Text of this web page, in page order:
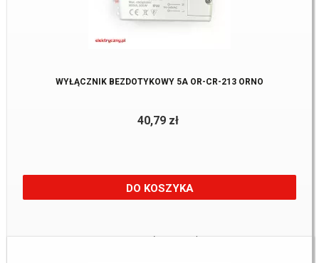
WYŁĄCZNIK BEZDOTYKOWY 5A OR-CR-213 ORNO
40,79 zł
DO KOSZYKA
Towar:Na zamówienie u dostawcy